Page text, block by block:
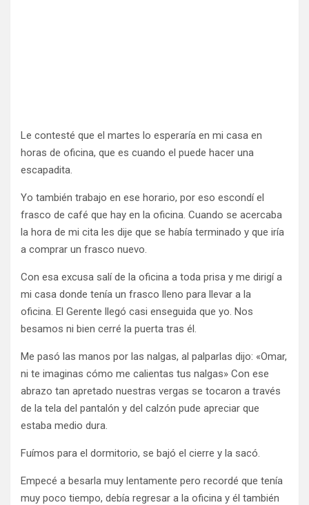
Le contesté que el martes lo esperaría en mi casa en
horas de oficina, que es cuando el puede hacer una
escapadita.
Yo también trabajo en ese horario, por eso escondí el
frasco de café que hay en la oficina. Cuando se acercaba
la hora de mi cita les dije que se había terminado y que iría
a comprar un frasco nuevo.
Con esa excusa salí de la oficina a toda prisa y me dirigí a
mi casa donde tenía un frasco lleno para llevar a la
oficina. El Gerente llegó casi enseguida que yo. Nos
besamos ni bien cerré la puerta tras él.
Me pasó las manos por las nalgas, al palparlas dijo: «Omar,
ni te imaginas cómo me calientas tus nalgas» Con ese
abrazo tan apretado nuestras vergas se tocaron a través
de la tela del pantalón y del calzón pude apreciar que
estaba medio dura.
Fuímos para el dormitorio, se bajó el cierre y la sacó.
Empecé a besarla muy lentamente pero recordé que tenía
muy poco tiempo, debía regresar a la oficina y él también